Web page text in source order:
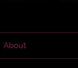
About